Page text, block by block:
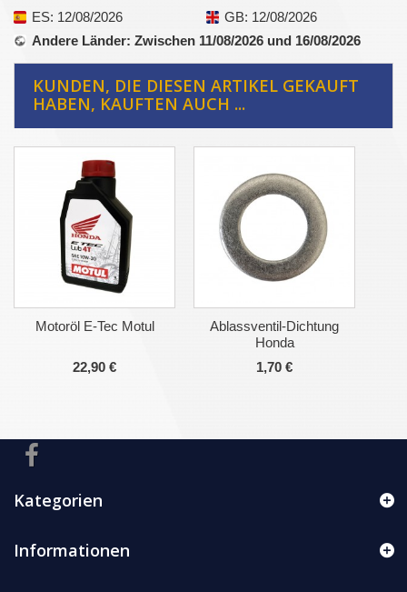
ES: 12/08/2026 GB: 12/08/2026
Andere Länder: Zwischen 11/08/2026 und 16/08/2026
KUNDEN, DIE DIESEN ARTIKEL GEKAUFT
HABEN, KAUFTEN AUCH ...
Motoröl E-Tec Motul
22,90 €
Ablassventil-Dichtung
Honda
1,70 €
Kategorien
Informationen